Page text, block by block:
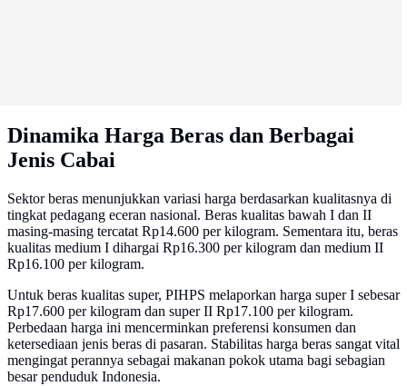
Dinamika Harga Beras dan Berbagai
Jenis Cabai
Sektor beras menunjukkan variasi harga berdasarkan kualitasnya di
tingkat pedagang eceran nasional. Beras kualitas bawah I dan II
masing-masing tercatat Rp14.600 per kilogram. Sementara itu, beras
kualitas medium I dihargai Rp16.300 per kilogram dan medium II
Rp16.100 per kilogram.
Untuk beras kualitas super, PIHPS melaporkan harga super I sebesar
Rp17.600 per kilogram dan super II Rp17.100 per kilogram.
Perbedaan harga ini mencerminkan preferensi konsumen dan
ketersediaan jenis beras di pasaran. Stabilitas harga beras sangat vital
mengingat perannya sebagai makanan pokok utama bagi sebagian
besar penduduk Indonesia.